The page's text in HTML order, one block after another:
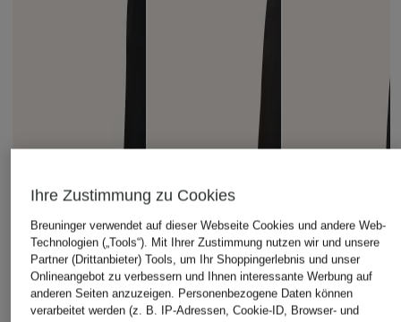
Ihre Zustimmung zu Cookies
Breuninger verwendet auf dieser Webseite Cookies und andere Web-
Technologien („Tools“). Mit Ihrer Zustimmung nutzen wir und unsere
Partner (Drittanbieter) Tools, um Ihr Shoppingerlebnis und unser
Onlineangebot zu verbessern und Ihnen interessante Werbung auf
anderen Seiten anzuzeigen. Personenbezogene Daten können
verarbeitet werden (z. B. IP-Adressen, Cookie-ID, Browser- und